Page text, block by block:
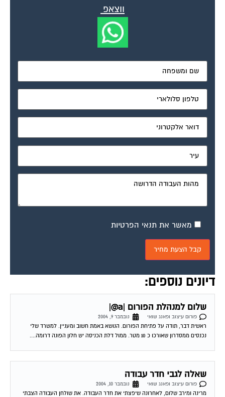
ווצאפ
מאשר את תנאי הפרטיות
דיונים נוספים:
שלום למנהלת הפורום |a@|
פורום עיצוב ופאנג שואי
נובמבר 9, 2004
ראשית דבר, תודה על פתיחת הפורום. הנושא באמת חשוב ומעניין. למשרד שלי
נכנסים ממסדרון שאורכו כ 10 מטר. ממול דלת הכניסה יש חלון הפונה דרומה....
שאלה לגבי חדר עבודה
פורום עיצוב ופאנג שואי
נובמבר 10, 2004
מרינה ומירב שלום, לאחרונה שיפצתי את חדר העבודה. את שולחן העבודה הצבתי